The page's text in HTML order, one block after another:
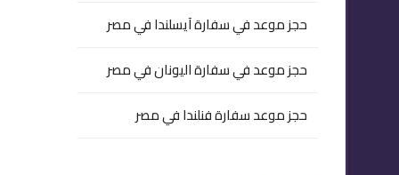
حجز موعد في سفارة آيسلندا في مصر
حجز موعد في سفارة اليونان في مصر
حجز موعد سفارة فنلندا في مصر